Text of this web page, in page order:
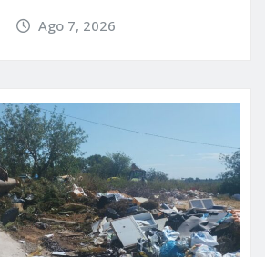
Ago 7, 2026